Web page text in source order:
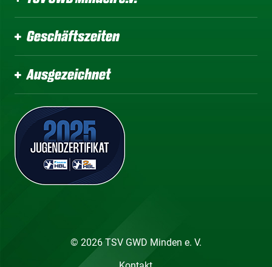
Geschäftszeiten
Ausgezeichnet
© 2026 TSV GWD Minden e. V.